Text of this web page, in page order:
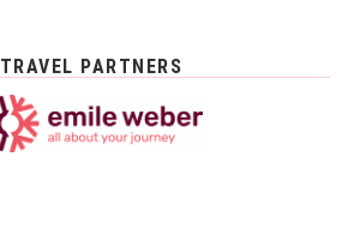
TRAVEL PARTNERS